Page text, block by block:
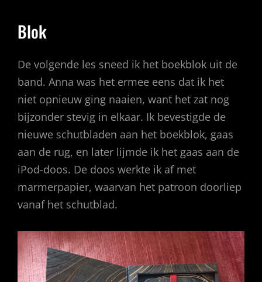
Blok
De volgende les sneed ik het boekblok uit de
band. Anna was het ermee eens dat ik het
niet opnieuw ging naaien, want het zat nog
bijzonder stevig in elkaar. Ik bevestigde de
nieuwe schutbladen aan het boekblok, gaas
aan de rug, en later lijmde ik het gaas aan de
iPod-doos. De doos werkte ik af met
marmerpapier, waarvan het patroon doorliep
vanaf het schutblad.